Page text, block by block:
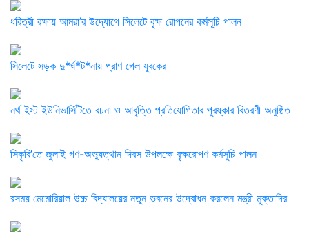
ধরিত্রী রক্ষায় আমরা’র উদ্যোগে সিলেটে বৃক্ষ রোপনের কর্মসূচি পালন
সিলেটে সড়ক দু*র্ঘ*ট*নায় প্রাণ গেল যুবকের
নর্থ ইস্ট ইউনিভার্সিটিতে রচনা ও আবৃত্তি প্রতিযোগিতার পুরষ্কার বিতরণী অনুষ্ঠিত
সিকৃবি’তে জুলাই গণ-অভ্যুত্থান দিবস উপলক্ষে বৃক্ষরোপণ কর্মসুচি পালন
রসময় মেমোরিয়াল উচ্চ বিদ্যালয়ের নতুন ভবনের উদ্বোধন করলেন মন্ত্রী মুক্তাদির